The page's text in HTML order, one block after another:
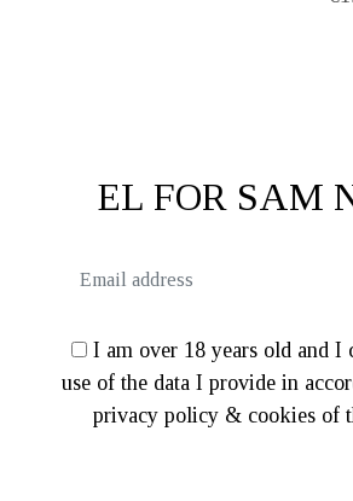
EL FOR SAM
I am over 18 years old and I
use of the data I provide in
privacy policy & cookies of